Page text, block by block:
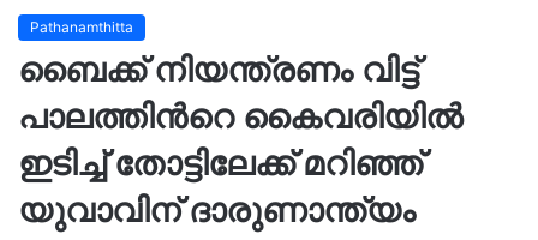
Pathanamthitta
ബൈക്ക് നിയന്ത്രണം വിട്ട്
പാലത്തിൻറെ കൈവരിയിൽ
ഇടിച്ച് തോട്ടിലേക്ക് മറിഞ്ഞ്
യുവാവിന് ദാരുണാന്ത്യം